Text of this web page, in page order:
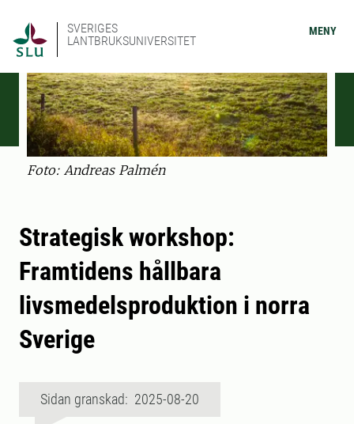
SVERIGES
LANTBRUKSUNIVERSITET
MENY
Foto: Andreas Palmén
Strategisk workshop:
Framtidens hållbara
livsmedelsproduktion i norra
Sverige
Sidan granskad: 2025-08-20